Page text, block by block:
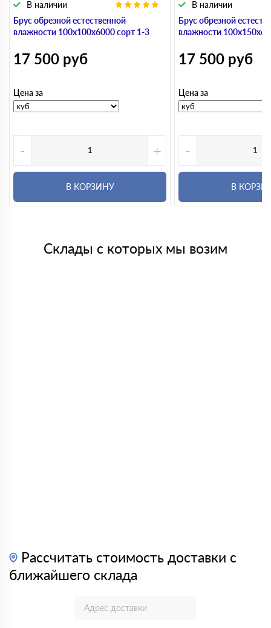
Брус обрезной естественной
влажности 100х100х6000 сорт 1-3
В наличии
17 500 руб
Цена за
- +
В КОРЗИНУ
Брус обрезной
влажности
В наличии
17 500 руб
Цена за
-
В
Склады с которых мы возим
Рассчитать стоимость доставки с
ближайшего склада